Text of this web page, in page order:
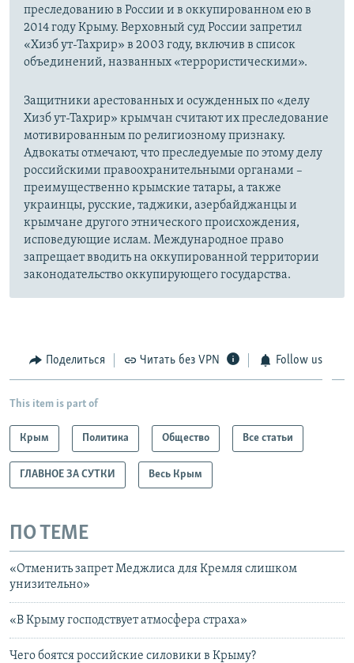
преследованию в России и в оккупированном ею в
2014 году Крыму. Верховный суд России запретил
«Хизб ут-Тахрир» в 2003 году, включив в список
объединений, названных «террористическими».
Защитники арестованных и осужденных по «делу
Хизб ут-Тахрир» крымчан считают их преследование
мотивированным по религиозному признаку.
Адвокаты отмечают, что преследуемые по этому делу
российскими правоохранительными органами –
преимущественно крымские татары, а также
украинцы, русские, таджики, азербайджанцы и
крымчане другого этнического происхождения,
исповедующие ислам. Международное право
запрещает вводить на оккупированной территории
законодательство оккупирующего государства.
Поделиться Читать без VPN Follow us
This item is part of
Крым Политика Общество Все статьи
ГЛАВНОЕ ЗА СУТКИ Весь Крым
ПО ТЕМЕ
«Отменить запрет Меджлиса для Кремля слишком
унизительно»
«В Крыму господствует атмосфера страха»
Чего боятся российские силовики в Крыму?